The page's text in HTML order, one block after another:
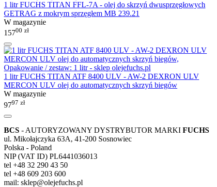
1 litr FUCHS TITAN FFL-7A - olej do skrzyń dwusprzęgłowych
GETRAG z mokrym sprzęgłem MB 239.21
W magazynie
15700 zł
1 litr FUCHS TITAN ATF 8400 ULV - AW-2 DEXRON ULV
MERCON ULV olej do automatycznych skrzyń biegów
W magazynie
9797 zł
BCS - AUTORYZOWANY DYSTRYBUTOR MARKI FUCHS
ul. Mikołajczyka 63A, 41-200 Sosnowiec
Polska - Poland
NIP (VAT ID) PL6441036013
tel +48 32 290 43 50
tel +48 609 203 600
mail: sklep@olejefuchs.pl